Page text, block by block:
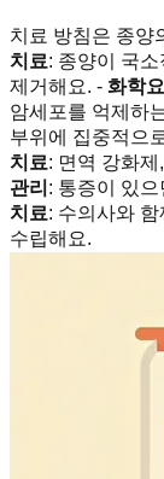
치료 방침은 종양
치료: 종양이 국
제거해요. - 화학
암세포를 억제하
부위에 집중적으
치료: 면역 강화
관리 : 통증이 있
치료: 수의사와
수립해요.